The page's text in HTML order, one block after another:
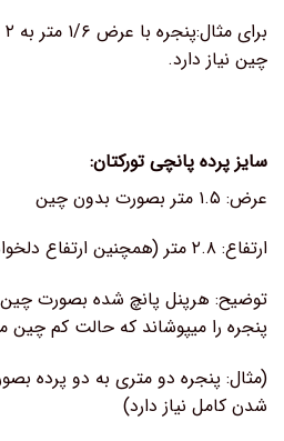
چین نیاز دارد.
سایز پرده پانچی تورکتان:
عرض: ۱.۵ متر بصورت بدون چین
ارتفاع: ۲.۸ متر (همچنین ارتفاع دلخواه قابل سفارش میباشد)
توضیح: هرپنل پانچ شده بصورت
پنجره را میپوشاند که حالت کم چین
(مثال: پنجره دو متری به دو پرده
شدن کامل نیاز دارد)